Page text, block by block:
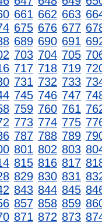
661 662 663
675 676 677
689 690 691
703 704 705
717 718 719
731 732 733
745 746 747
759 760 761
773 774 775
787 788 789
801 802 803
815 816 817
829 830 831
843 844 845
857 858 859
871 872 873